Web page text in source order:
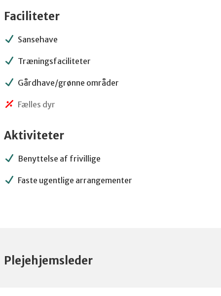
Faciliteter
Sansehave
Træningsfaciliteter
Gårdhave/grønne områder
Fælles dyr
Aktiviteter
Benyttelse af frivillige
Faste ugentlige arrangementer
Plejehjemsleder